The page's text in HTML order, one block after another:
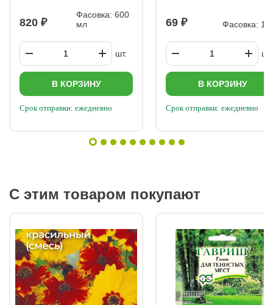
820
Фасовка: 600
мл
шт.
В КОРЗИНУ
Срок отправки: ежедневно
69 Фасовка: 1
шт.
В КОРЗИНУ
Срок отправки: ежедневно
С этим товаром покупают